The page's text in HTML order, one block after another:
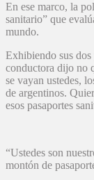
En ese marco, la
sanitario” que
mundo.
Exhibiendo sus dos
conductora dijo no
se vayan ustedes,
de argentinos.
esos pasaportes
“Ustedes son
montón de